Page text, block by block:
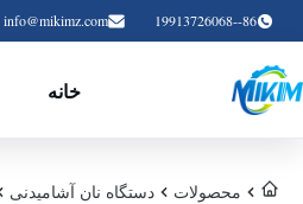
86--19913726068
info@mikimz.com
خانه
محصولات دستگاه نان آشامیدنی